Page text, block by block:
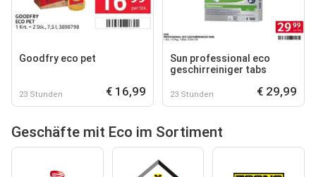
Goodfry eco pet
23 Stunden € 16,99
Sun professional eco
geschirreiniger tabs
23 Stunden € 29,99
Geschäfte mit Eco im Sortiment